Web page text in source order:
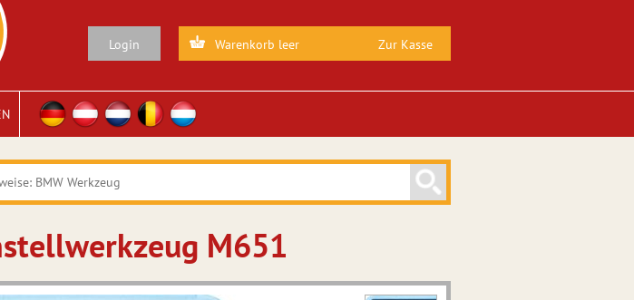
Warenkorb leer Zur Kasse
Login
M651